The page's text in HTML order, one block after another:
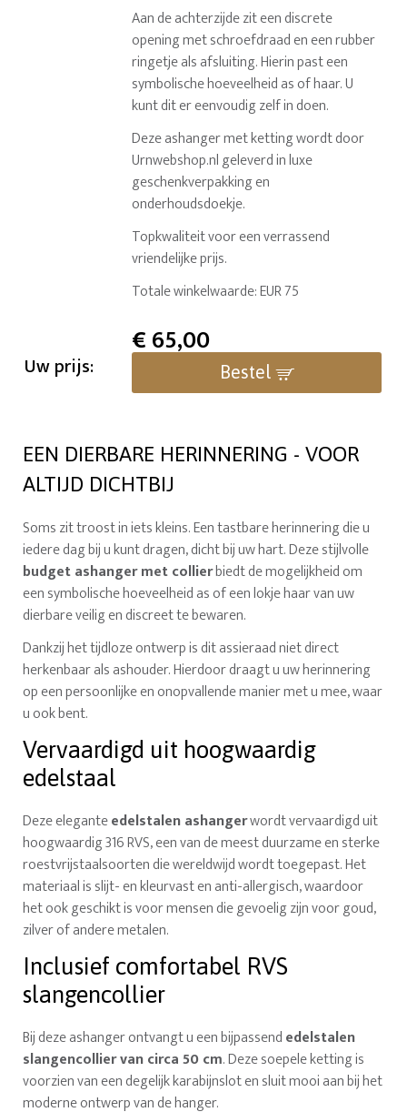
Aan de achterzijde zit een discrete
opening met schroefdraad en een rubber
ringetje als afsluiting. Hierin past een
symbolische hoeveelheid as of haar. U
kunt dit er eenvoudig zelf in doen.
Deze ashanger met ketting wordt door
Urnwebshop.nl geleverd in luxe
geschenkverpakking en
onderhoudsdoekje.
Topkwaliteit voor een verrassend
vriendelijke prijs.
Totale winkelwaarde: EUR 75
Uw prijs:
€65,00
Bestel
EEN DIERBARE HERINNERING - VOOR
ALTIJD DICHTBIJ
Soms zit troost in iets kleins. Een tastbare herinnering die u
iedere dag bij u kunt dragen, dicht bij uw hart. Deze stijlvolle
budget ashanger met collierbiedt de mogelijkheid om
een symbolische hoeveelheid as of een lokje haar van uw
dierbare veilig en discreet te bewaren.
Dankzij het tijdloze ontwerp is dit assieraad niet direct
herkenbaar als ashouder. Hierdoor draagt u uw herinnering
op een persoonlijke en onopvallende manier met u mee, waar
u ook bent.
Vervaardigd uit hoogwaardig
edelstaal
Deze eleganteedelstalen ashangerwordt vervaardigd uit
hoogwaardig 316 RVS, een van de meest duurzame en sterke
roestvrijstaalsoorten die wereldwijd wordt toegepast. Het
materiaal is slijt- en kleurvast en anti-allergisch, waardoor
het ook geschikt is voor mensen die gevoelig zijn voor goud,
zilver of andere metalen.
Inclusief comfortabel RVS
slangencollier
Bij deze ashanger ontvangt u een bijpassendedelstalen
slangencollier van circa 50 cm. Deze soepele ketting is
voorzien van een degelijk karabijnslot en sluit mooi aan bij het
moderne ontwerp van de hanger.